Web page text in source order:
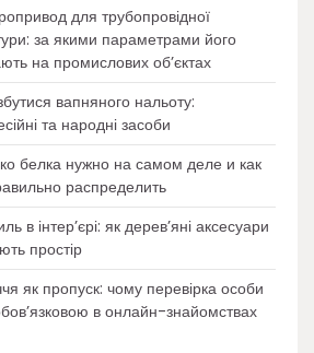
для трубопровідної
за якими параметрами його
на промислових об’єктах
вапняного нальоту:
та народні засоби
белка нужно на самом деле и как
распределить
в інтер’єрі: як дерев’яні аксесуари
простір
як пропуск: чому перевірка особи
в онлайн-знайомствах